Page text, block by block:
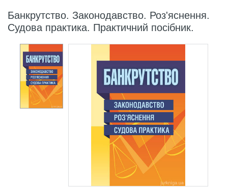
Банкрутство. Законодавство. Роз'яснення.
Судова практика. Практичний посібник.